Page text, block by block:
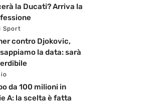
la Ducati? Arriva la
Sport
contro Djokovic,
la data: sarà
da 100 milioni in
A: la scelta è fatta